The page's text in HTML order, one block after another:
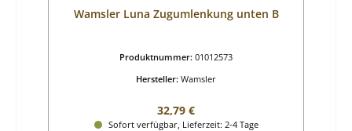
Wamsler Luna Zugumlenkung unten B
Produktnummer: 01012573
Hersteller: Wamsler
Regulärer Preis:
32,79 €
Sofort verfügbar, Lieferzeit: 2-4 Tage